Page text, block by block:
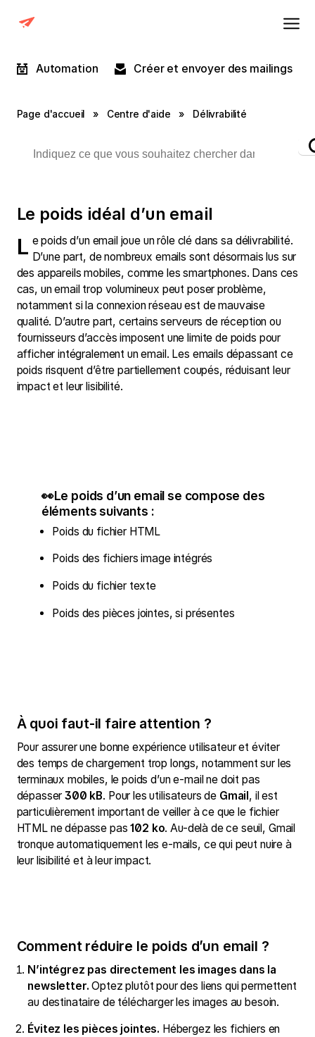
Automation Créer et envoyer des mailings
Page d'accueil » Centre d'aide » Délivrabilité
Le poids idéal d’un email
Le poids d’un email joue un rôle clé dans sa délivrabilité. D’une part, de nombreux emails sont désormais lus sur
des appareils mobiles, comme les smartphones. Dans ces
cas, un email trop volumineux peut poser problème,
notamment si la connexion réseau est de mauvaise
qualité. D’autre part, certains serveurs de réception ou
fournisseurs d’accès imposent une limite de poids pour
afficher intégralement un email. Les emails dépassant ce
poids risquent d’être partiellement coupés, réduisant leur
impact et leur lisibilité.
👀Le poids d’un email se compose des
éléments suivants :
Poids du fichier HTML
Poids des fichiers image intégrés
Poids du fichier texte
Poids des pièces jointes, si présentes
À quoi faut-il faire attention ?
Pour assurer une bonne expérience utilisateur et éviter
des temps de chargement trop longs, notamment sur les
terminaux mobiles, le poids d’un e-mail ne doit pas
dépasser300 kB. Pour les utilisateurs de Gmail, il est
particulièrement important de veiller à ce que le fichier
HTML ne dépasse pas102 ko. Au-delà de ce seuil, Gmail
tronque automatiquement les e-mails, ce qui peut nuire à
leur lisibilité et à leur impact.
Comment réduire le poids d’un email ?
N’intégrez pas directement les images dans la
newsletter.Optez plutôt pour des liens qui permettent
au destinataire de télécharger les images au besoin.
Évitez les pièces jointes. Hébergez les fichiers en